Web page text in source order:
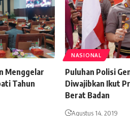
Menggelar
Tahun
NASIONAL
Puluhan Polisi
Diwajibkan Ikut
Berat Badan
Agustus 14, 2019